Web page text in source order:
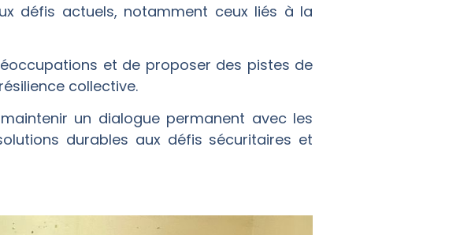
défis actuels, notamment ceux liés à la
et de proposer des pistes de
collective.
un dialogue permanent avec les
durables aux défis sécuritaires et